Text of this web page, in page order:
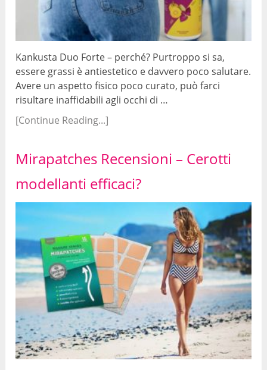
Kankusta Duo Forte – perché? Purtroppo si sa,
essere grassi è antiestetico e davvero poco salutare.
Avere un aspetto fisico poco curato, può farci
risultare inaffidabili agli occhi di …
[Continue Reading...]
Mirapatches Recensioni – Cerotti
modellanti efficaci?